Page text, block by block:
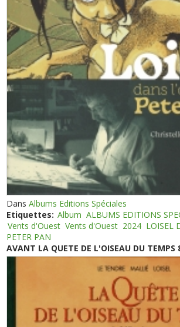
DansAlbums Editions Spéciales
Etiquettes: Album ALBUMS EDITIONS
Vents d'Ouest Vents d'Ouest 2024 LOISEL
PETER PAN
AVANT LA QUETE DE L'OISEAU DU TEMPS